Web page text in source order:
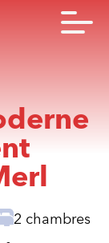
2 chambres